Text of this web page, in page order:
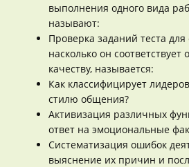
выполнения одного вида
называют:
Проверка заданий теста
насколько он
качеству, называется:
Как классифицирует
стилю общения?
Активизация различных
ответ на эмоциональные
Систематизация ошибок
выяснение их причин и